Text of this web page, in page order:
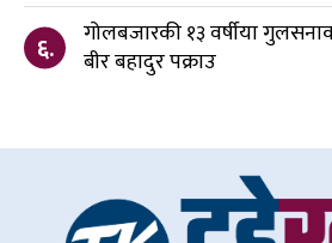
६.
गोलबजारकी १३ वर्षीया
बीर बहादुर पक्राउ